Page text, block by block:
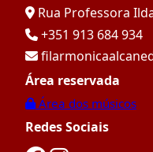
Rua Professora
+351 913 684 934
Área reservada
Área dos músicos
Redes Sociais